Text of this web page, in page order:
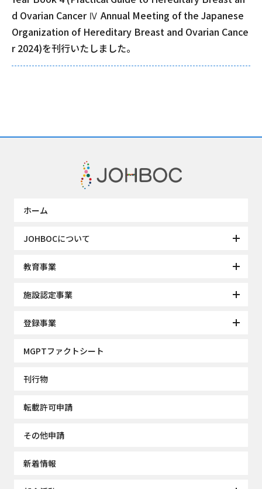
d Ovarian Cancer Ⅳ Annual Meeting of the Japanese
Organization of Hereditary Breast and Ovarian Cance
r 2024)を刊行いたしました。
ホーム
JOHBOCについて
教育事業
施設認定事業
登録事業
MGPTファクトシート
刊行物
転載許可申請
その他申請
新着情報